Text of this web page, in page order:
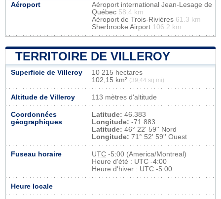
Aéroport
Aéroport international Jean-Lesage de
Québec 58.4 km
Aéroport de Trois-Rivières 61.3 km
Sherbrooke Airport 106.2 km
TERRITOIRE DE VILLEROY
Superficie de Villeroy
10 215 hectares
102,15 km² (39,44 sq mi)
Altitude de Villeroy 113 mètres d'altitude
Coordonnées
géographiques
Latitude: 46.383
Longitude: -71.883
Latitude: 46° 22' 59'' Nord
Longitude: 71° 52' 59'' Ouest
Fuseau horaire UTC -5:00 (America/Montreal)
Heure d'été : UTC -4:00
Heure d'hiver : UTC -5:00
Heure locale